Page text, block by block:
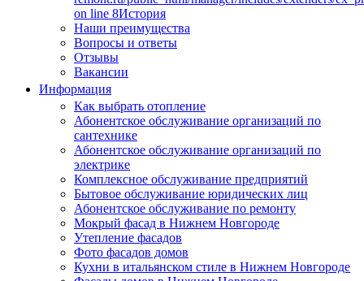
on line 8История
Наши преимущества
Вопросы и ответы
Отзывы
Вакансии
Информация
Как выбрать отопление
Абонентское обслуживание организаций по
сантехнике
Абонентское обслуживание организаций по
электрике
Комплексное обслуживание предприятий
Бытовое обслуживание юридических лиц
Абонентское обслуживание по ремонту
Мокрый фасад в Нижнем Новгороде
Утепление фасадов
Фото фасадов домов
Кухни в итальянском стиле в Нижнем Новгороде